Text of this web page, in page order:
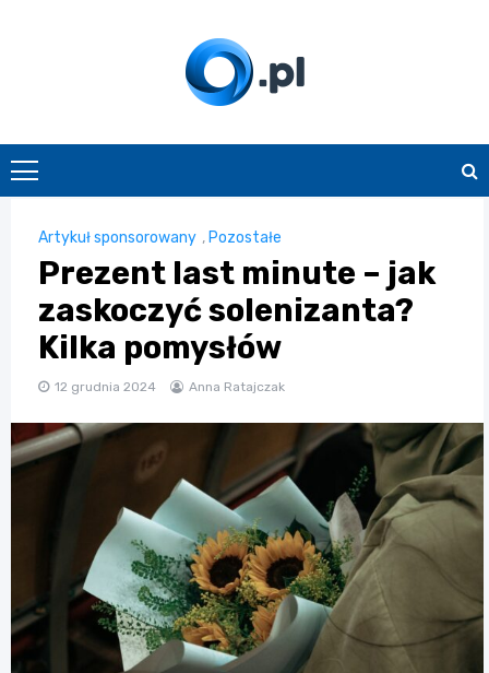
O.pl
Artykuł sponsorowany , Pozostałe
Prezent last minute – jak
zaskoczyć solenizanta?
Kilka pomysłów
12 grudnia 2024 Anna Ratajczak